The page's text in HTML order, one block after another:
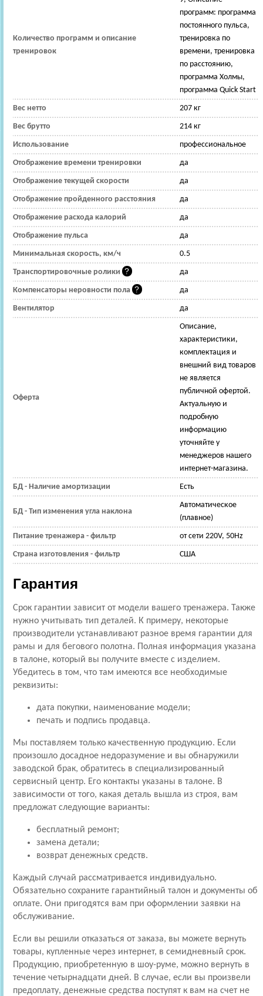
Количество программ и описание
тренировок
программ: программа
постоянного пульса,
тренировка по
времени, тренировка
по расстоянию,
программа Холмы,
программа Quick Start
Вес нетто 207 кг
Вес брутто 214 кг
Использование профессиональное
Отображение времени тренировки да
Отображение текущей скорости да
Отображение пройденного расстояния да
Отображение расхода калорий да
Отображение пульса да
Минимальная скорость, км/ч 0.5
Транспортировочные ролики да
Компенсаторы неровности пола да
Вентилятор да
Оферта
Описание,
характеристики,
комплектация и
внешний вид товаров
не является
публичной офертой.
Актуальную и
подробную
информацию
уточняйте у
менеджеров нашего
интернет-магазина.
БД - Наличие амортизации Есть
БД - Тип изменения угла наклона
Автоматическое
(плавное)
Питание тренажера - фильтр от сети 220V, 50Hz
Страна изготовления - фильтр США
Гарантия
Срок гарантии зависит от модели вашего тренажера. Также
нужно учитывать тип деталей. К примеру, некоторые
производители устанавливают разное время гарантии для
рамы и для бегового полотна. Полная информация указана
в талоне, который вы получите вместе с изделием.
Убедитесь в том, что там имеются все необходимые
реквизиты:
дата покупки, наименование модели;
печать и подпись продавца.
Мы поставляем только качественную продукцию. Если
произошло досадное недоразумение и вы обнаружили
заводской брак, обратитесь в специализированный
сервисный центр. Его контакты указаны в талоне. В
зависимости от того, какая деталь вышла из строя, вам
предложат следующие варианты:
бесплатный ремонт;
замена детали;
возврат денежных средств.
Каждый случай рассматривается индивидуально.
Обязательно сохраните гарантийный талон и документы об
оплате. Они пригодятся вам при оформлении заявки на
обслуживание.
Если вы решили отказаться от заказа, вы можете вернуть
товары, купленные через интернет, в семидневный срок.
Продукцию, приобретенную в шоу-руме, можно вернуть в
течение четырнадцати дней. В случае, если вы произвели
предоплату, денежные средства поступят к вам на счет не